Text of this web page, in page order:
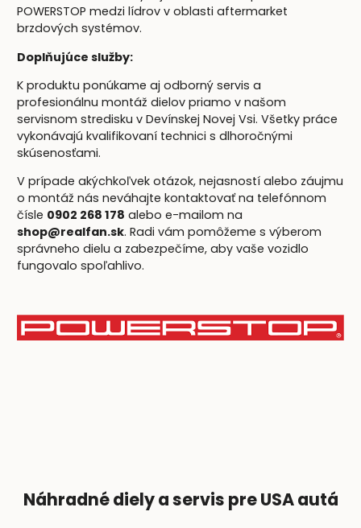
POWERSTOP medzi lídrov v oblasti aftermarket
brzdových systémov.
Doplňujúce služby:
K produktu ponúkame aj odborný servis a
profesionálnu montáž dielov priamo v našom
servisnom stredisku v Devínskej Novej Vsi. Všetky práce
vykonávajú kvalifikovaní technici s dlhoročnými
skúsenosťami.
V prípade akýchkoľvek otázok, nejasností alebo záujmu
o montáž nás neváhajte kontaktovať na telefónnom
čísle 0902 268 178 alebo e-mailom na
shop@realfan.sk. Radi vám pomôžeme s výberom
správneho dielu a zabezpečíme, aby vaše vozidlo
fungovalo spoľahlivo.
Náhradné diely a servis pre USA autá